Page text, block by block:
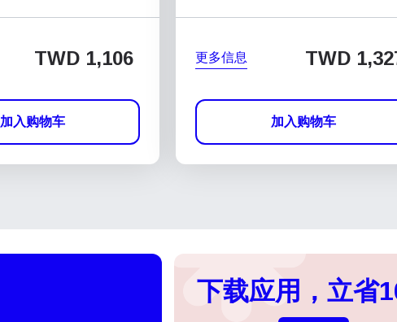
TWD 1,106
加入购物车
更多信息 TWD
加入购物车
下载应用，立省